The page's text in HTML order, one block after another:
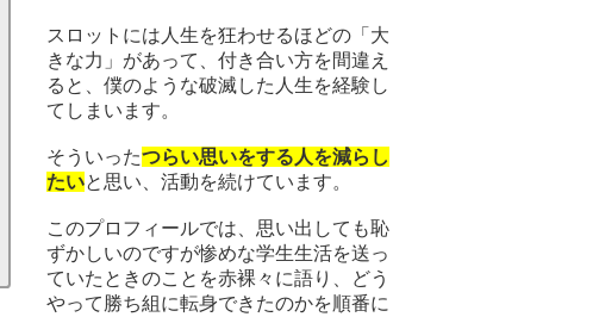
スロットには人生を狂わせるほどの「大
きな力」があって、付き合い方を間違え
ると、僕のような破滅した人生を経験し
てしまいます。
そういったつらい思いをする人を減らし
たいと思い、活動を続けています。
このプロフィールでは、思い出しても恥
ずかしいのですが惨めな学生生活を送っ
ていたときのことを赤裸々に語り、どう
やって勝ち組に転身できたのかを順番に